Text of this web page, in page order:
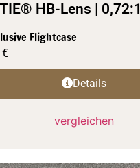
HB-Lens | 0,72:1
Flightcase
€
Details
vergleichen